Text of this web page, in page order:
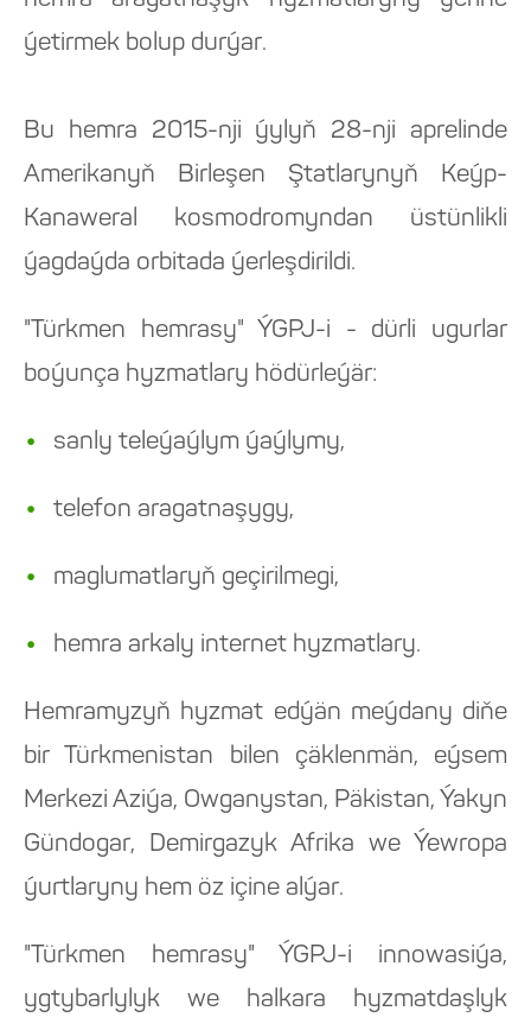
ýetirmek bolup durýar.
Bu hemra 2015-nji ýylyň 28-nji aprelinde
Amerikanyň Birleşen Ştatlarynyň Keýp-
Kanaweral kosmodromyndan üstünlikli
ýagdaýda orbitada ýerleşdirildi.
"Türkmen hemrasy" ÝGPJ-i - dürli ugurlar
boýunça hyzmatlary hödürleýär:
sanly teleýaýlym ýaýlymy,
telefon aragatnaşygy,
maglumatlaryň geçirilmegi,
hemra arkaly internet hyzmatlary.
Hemramyzyň hyzmat edýän meýdany diňe
bir Türkmenistan bilen çäklenmän, eýsem
Merkezi Aziýa, Owganystan, Päkistan, Ýakyn
Gündogar, Demirgazyk Afrika we Ýewropa
ýurtlaryny hem öz içine alýar.
"Türkmen hemrasy" ÝGPJ-i innowasiýa,
ygtybarlylyk we halkara hyzmatdaşlyk